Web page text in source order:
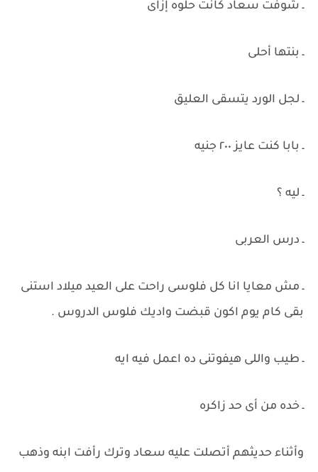
ـ شوفت سعاد كانت حلوه إزاى
ـ بنتها أحلى
ـ لجل الورد يتسقى العليق
ـ بابا كنت عايز ٢٠٠ جنيه
ـ ليه ؟
ـ درس العربى
ـ مش معايا انا كل فلوسى راحت على العيد ميلاد استنى
بقى كام يوم اكون قبضت واديك فلوس الدروس .
ـ طيب واللى هيفوتنى ده اعمل فيه ايه
ـ خده من أى حد زاكره
وأثناء حديثهم أتصلت عليه سعاد وترك رأفت ابنه وذهب